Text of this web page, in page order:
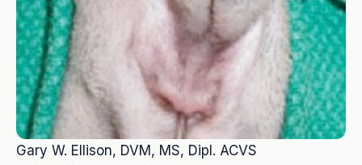
Gary W. Ellison, DVM, MS, Dipl. ACVS